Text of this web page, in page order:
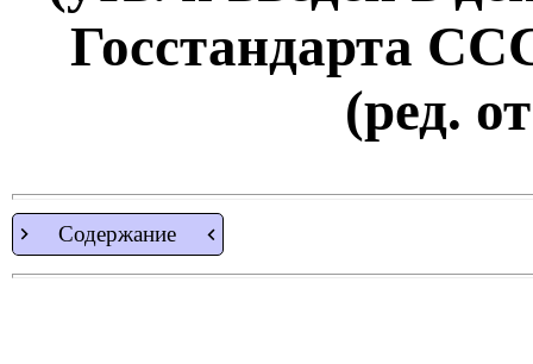
Госстандарта
(ред.
Содержание